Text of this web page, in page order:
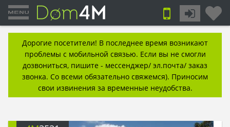
Дорогие посетители! В последнее время возникают
проблемы с мобильной связью. Если вы не смогли
дозвониться, пишите - мессенджер/ эл.почта/ заказ
звонка. Со всеми обязательно свяжемся). Приносим
свои извинения за временные неудобства.